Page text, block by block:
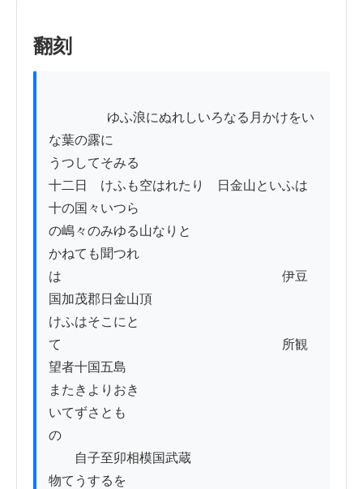
翻刻
な葉の露に
うつしてそみる
十二日　けふも空はれたり　日金山といふは
十の国々いつら
の嶋々のみゆる山なりと
かねても聞つれ
は　　　　　　　　　　　　　　　　　伊豆
国加茂郡日金山頂
けふはそこにと
て　　　　　　　　　　　　　　　　　所観
望者十国五島
またきよりおき
いてずさとも
の
自子至卯相模国武蔵
物てうするを